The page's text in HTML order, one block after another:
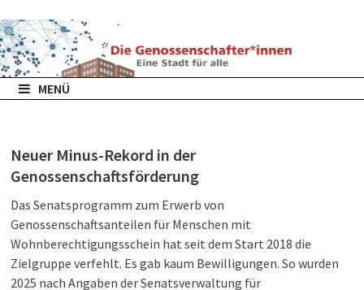
zum
Inhalt
MENÜ
Neuer Minus-Rekord in der
Genossenschaftsförderung
Das Senatsprogramm zum Erwerb von
Genossenschaftsanteilen für Menschen mit
Wohnberechtigungsschein hat seit dem Start 2018 die
Zielgruppe verfehlt. Es gab kaum Bewilligungen. So wurden
2025 nach Angaben der Senatsverwaltung für